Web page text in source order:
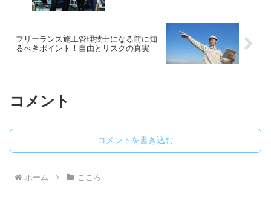
フリーランス施工管理技士になる前に知
るべきポイント！自由とリスクの真実
コメント
コメントを書き込む
ホーム こころ